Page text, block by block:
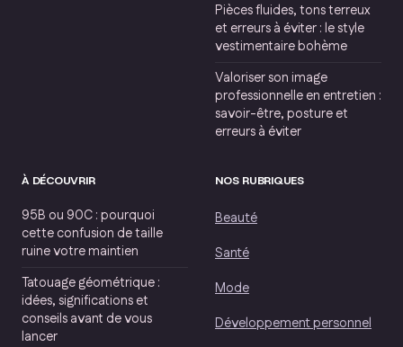
Pièces fluides, tons terreux
et erreurs à éviter : le style
vestimentaire bohème
Valoriser son image
professionnelle en entretien :
savoir-être, posture et
erreurs à éviter
À DÉCOUVRIR
95B ou 90C : pourquoi
cette confusion de taille
ruine votre maintien
Tatouage géométrique :
idées, significations et
conseils avant de vous
lancer
NOS RUBRIQUES
Beauté
Santé
Mode
Développement personnel